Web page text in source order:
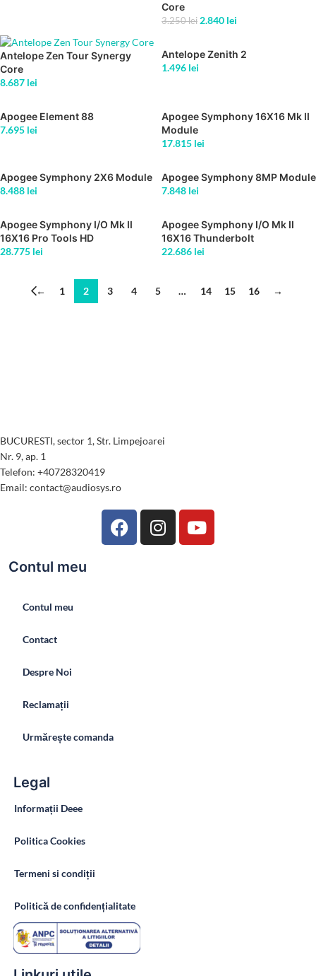
Core
3.250lei 2.840 lei
Antelope Zen Tour Synergy
Core
8.687 lei
Antelope Zenith 2
1.496 lei
Apogee Element 88
7.695 lei
Apogee Symphony 16X16 Mk II
Module
17.815 lei
Apogee Symphony 2X6 Module
8.488 lei
Apogee Symphony 8MP Module
7.848 lei
Apogee Symphony I/O Mk II
16X16 Pro Tools HD
28.775 lei
Apogee Symphony I/O Mk II
16X16 Thunderbolt
22.686 lei
← 1 2 3 4 5 … 14 15 16 →
BUCURESTI, sector 1, Str. Limpejoarei
Nr. 9, ap. 1
Telefon: +40728320419
Email: contact@audiosys.ro
Contul meu
Contul meu
Contact
Despre Noi
Reclamații
Urmărește comanda
Legal
Informații Deee
Politica Cookies
Termeni si condiții
Politică de confidențialitate